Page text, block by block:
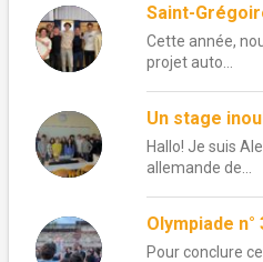
Saint-
Cette année,
projet auto...
Un stage
Hallo! Je suis
allemande de...
Olympiade n°
Pour conclure